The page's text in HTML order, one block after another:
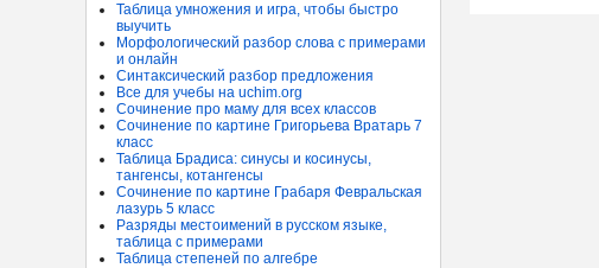
Таблица умножения и игра, чтобы быстро
выучить
Морфологический разбор слова с примерами
и онлайн
Синтаксический разбор предложения
Все для учебы на uchim.org
Сочинение про маму для всех классов
Сочинение по картине Григорьева Вратарь 7
класс
Таблица Брадиса: синусы и косинусы,
тангенсы, котангенсы
Сочинение по картине Грабаря Февральская
лазурь 5 класс
Разряды местоимений в русском языке,
таблица с примерами
Таблица степеней по алгебре